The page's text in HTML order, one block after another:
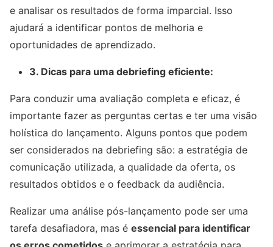
e analisar os resultados de forma imparcial. Isso
ajudará a identificar pontos de melhoria e
oportunidades de aprendizado.
3. Dicas para uma debriefing eficiente:
Para conduzir uma avaliação completa e eficaz, é
importante fazer as perguntas certas e ter uma visão
holística do lançamento. Alguns pontos que podem
ser considerados na debriefing são: a estratégia de
comunicação utilizada, a qualidade da oferta, os
resultados obtidos e o feedback da audiência.
Realizar uma análise pós-lançamento pode ser uma
tarefa desafiadora, mas é essencial para identificar